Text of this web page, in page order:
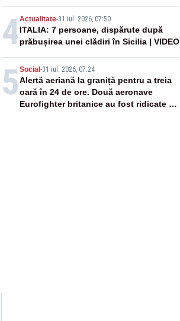
rachetă rusească
4Actualitate-31 iul. 2026, 07:50
ITALIA: 7 persoane, dispărute după
prăbușirea unei clădiri în Sicilia | VIDEO
5 Social -31 iul. 2026, 07:24
Alertă aeriană la graniță pentru a treia
oară în 24 de ore. Două aeronave
Eurofighter britanice au fost ridicate de